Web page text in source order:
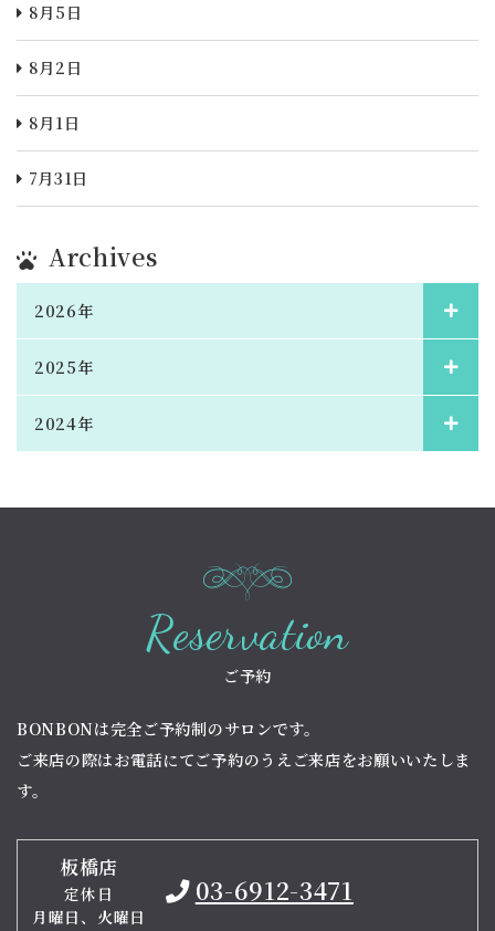
8月5日
8月2日
8月1日
7月31日
Archives
2026年
2025年
2024年
Reservation
ご予約
BONBONは完全ご予約制のサロンです。
ご来店の際はお電話にてご予約のうえご来店をお願いいたしま
す。
板橋店
定休日
月曜日、火曜日
03-6912-3471